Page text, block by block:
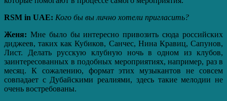
RSM in UAE: Кого бы вы лично хотели пригласить?
Женя: Мне было бы интересно привозить сюда российских
диджеев, таких как Кубиков, Санчес, Нина Кравиц, Сапунов,
Лист. Делать русскую клубную ночь в одном из клубов,
заинтересованных в подобных мероприятиях, например, раз в
месяц. К сожалению, формат этих музыкантов не совсем
совпадает с Дубайскими реалиями, здесь такие мелодии не
очень востребованы.